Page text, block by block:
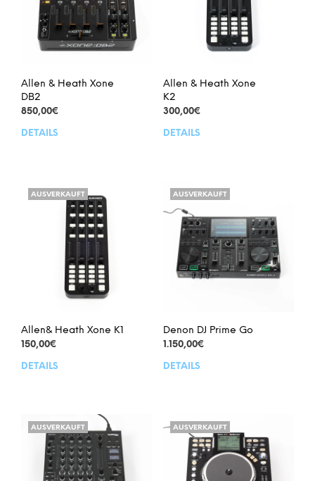
Allen & Heath Xone
DB2
850,00€
DETAILS
Allen & Heath Xone
K2
300,00€
DETAILS
AUSVERKAUFT
Allen& Heath Xone K1
150,00€
DETAILS
AUSVERKAUFT
Denon DJ Prime Go
1.150,00€
DETAILS
AUSVERKAUFT AUSVERKAUFT